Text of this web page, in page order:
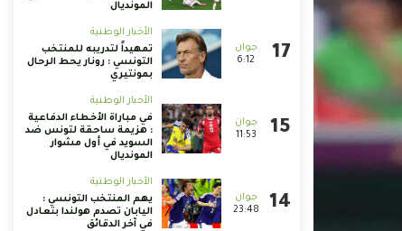
المونديال
6:12
الأخبار الوطنية
تمهيداً لتدريبه للمنتخب
التونسي : رونار يحط الرحال
بمونتيري
11:53
الأخبار الوطنية
في مباراة الأخطاء الدفاعية
: هزيمة ساحقة لتونس ضد
السويد في أول مشوار
المونديال
23:48
الأخبار الوطنية
يهم المنتخب التونسي :
اليابان تصدم هولندا بتعادل
في آخر الدقائق